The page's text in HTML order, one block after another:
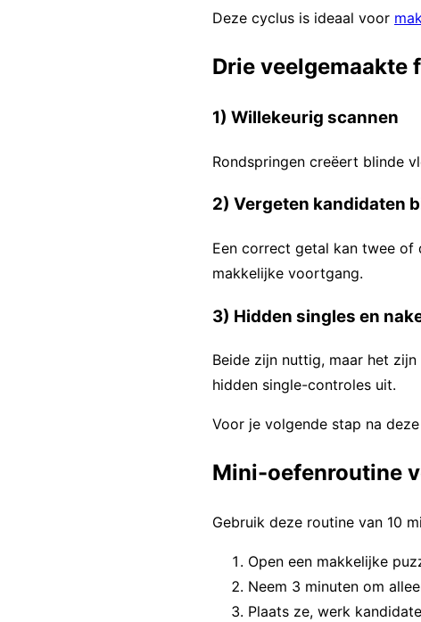
Deze cyclus is ideaal voor
Drie veelgemaakte
1) Willekeurig scannen
Rondspringen creëert blinde
2) Vergeten kandidaten
Een correct getal kan twee of
makkelijke voortgang.
3) Hidden singles en
Beide zijn nuttig, maar het
hidden single-controles uit.
Voor je volgende stap na
Mini-oefenroutine
Gebruik deze routine van 10
Open een makkelijke
Neem 3 minuten om
Plaats ze, werk